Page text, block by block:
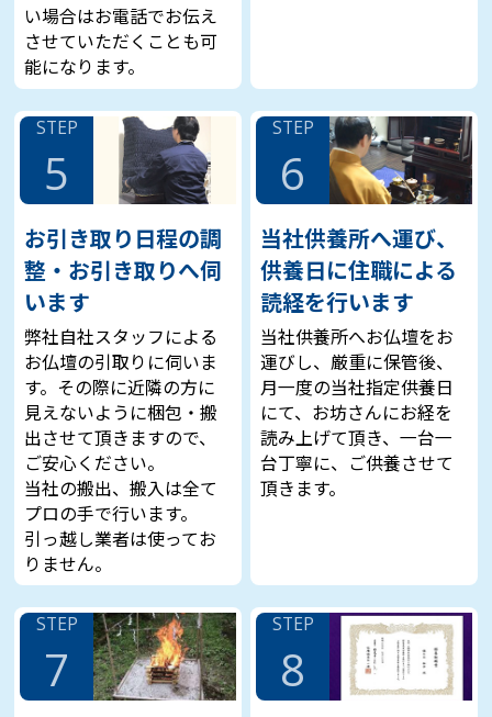
い場合はお電話でお伝え
させていただくことも可
能になります。
STEP
5
お引き取り日程の調
整・お引き取りへ伺
います
弊社自社スタッフによる
お仏壇の引取りに伺いま
す。その際に近隣の方に
見えないように梱包・搬
出させて頂きますので、
ご安心ください。
当社の搬出、搬入は全て
プロの手で行います。
引っ越し業者は使ってお
りません。
STEP
6
当社供養所へ運び、
供養日に住職による
読経を行います
当社供養所へお仏壇をお
運びし、厳重に保管後、
月一度の当社指定供養日
にて、お坊さんにお経を
読み上げて頂き、一台一
台丁寧に、ご供養させて
頂きます。
STEP
7
STEP
8